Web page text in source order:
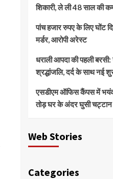
शिकारी, ले ली 48 साल की
पांच हजार रुपए के लिए घोंट
मर्डर, आरोपी अरेस्ट
धराली आपदा की पहली बरसी:
श्रद्धांजलि, दर्द के साथ नई
एसडीएम ऑफिस कैंपस में
तोड़ घर के अंदर घुसी चट्टान
Web Stories
Categories